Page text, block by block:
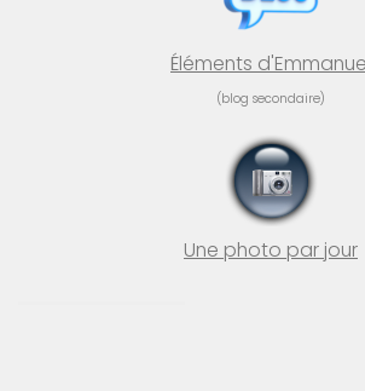
Éléments
(blog secondaire)
Une photo par jour